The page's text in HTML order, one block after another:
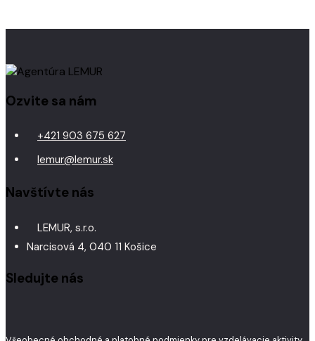
Ozvite sa nám
+421 903 675 627
lemur@lemur.sk
Navštívte nás
LEMUR, s.r.o.
Narcisová 4, 040 11 Košice
Sledujte nás